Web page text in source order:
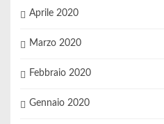
Aprile 2020
Marzo 2020
Febbraio 2020
Gennaio 2020